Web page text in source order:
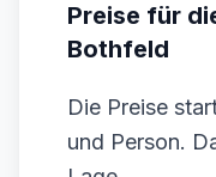
Preise für
Bothfeld
Die Preise
und Person.